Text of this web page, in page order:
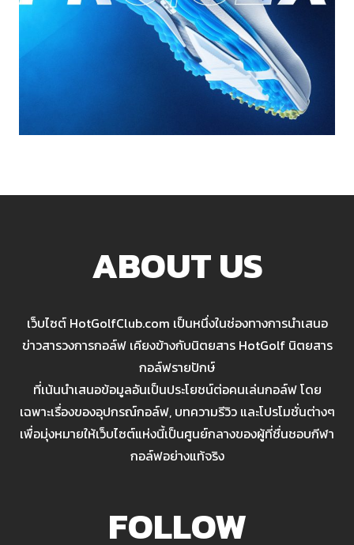
ABOUT US
เว็บไซต์ HotGolfClub.com เป็นหนึ่งในช่องทางการนำเสนอ
ข่าวสารวงการกอล์ฟ เคียงข้างกับนิตยสาร HotGolf นิตยสาร
กอล์ฟรายปักษ์
ที่เน้นนำเสนอข้อมูลอันเป็นประโยชน์ต่อคนเล่นกอล์ฟ โดย
เฉพาะเรื่องของอุปกรณ์กอล์ฟ, บทความรีวิว และโปรโมชั่นต่างๆ
เพื่อมุ่งหมายให้เว็บไซต์แห่งนี้เป็นศูนย์กลางของผู้ที่ชื่นชอบกีฬา
กอล์ฟอย่างแท้จริง
FOLLOW